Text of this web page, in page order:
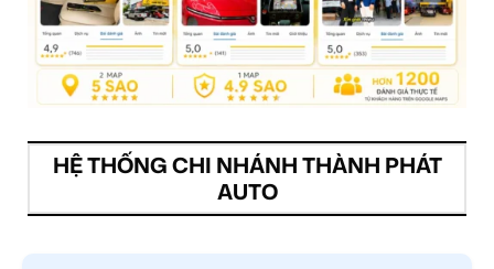
HỆ THỐNG CHI NHÁNH THÀNH PHÁT
AUTO